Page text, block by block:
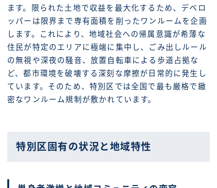
ます。限られた土地で収益を最大化するため、デベロ
ッパーは限界まで専有面積を削ったワンルームを企画
します。これにより、地域社会への帰属意識が希薄な
住民が特定のエリアに極端に集中し、ごみ出しルール
の無視や深夜の騒音、放置自転車による歩道占拠な
ど、都市環境を破壊する深刻な摩擦が日常的に発生し
ています。そのため、特別区では全国で最も厳格で緻
密なワンルーム規制が敷かれています。
特別区固有の状況と地域特性